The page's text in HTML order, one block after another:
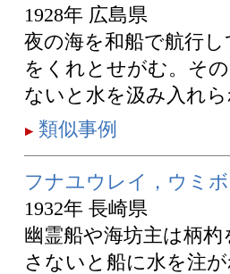
1928年 広島県
夜の海を和船で航行
をくれとせがむ。そ
ないと水を汲み入れ
類似事例
フナユウレイ，ウミ
1932年 長崎県
幽霊船や海坊主は柄
さないと船に水を注